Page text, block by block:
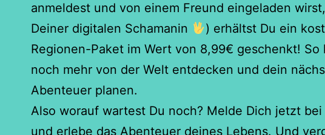
anmeldest und von einem Freund eingeladen
Deiner digitalen Schamanin
) erhältst Du ein
Regionen-Paket im Wert von 8,99€ geschenkt! So
noch mehr von der Welt entdecken und dein
Abenteuer planen.
Also worauf wartest Du noch? Melde Dich jetzt bei
und erlebe das Abenteuer deines Lebens. Und